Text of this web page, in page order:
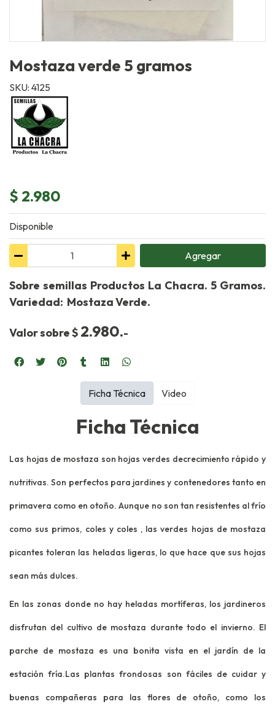
Mostaza verde 5 gramos
SKU: 4125
$ 2.980
Disponible
Agregar
Sobre semillas Productos La Chacra. 5 Gramos.
Variedad: Mostaza Verde.
Valor sobre $ 2.980.-
Ficha Técnica
Las hojas de mostaza son hojas verdes decrecimiento rápido y
nutritivas. Son perfectos para jardines y contenedores tanto en
primavera como en otoño. Aunque no son tan resistentes al frío
como sus primos, coles y coles , las verdes hojas de mostaza
picantes toleran las heladas ligeras, lo que hace que sus hojas
sean más dulces.
En las zonas donde no hay heladas mortíferas, los jardineros
disfrutan del cultivo de mostaza durante todo el invierno. El
parche de mostaza es una bonita vista en el jardín de la
estación fría.Las plantas frondosas son fáciles de cuidar y
buenas compañeras para las flores de otoño, como los
Ficha Técnica Video